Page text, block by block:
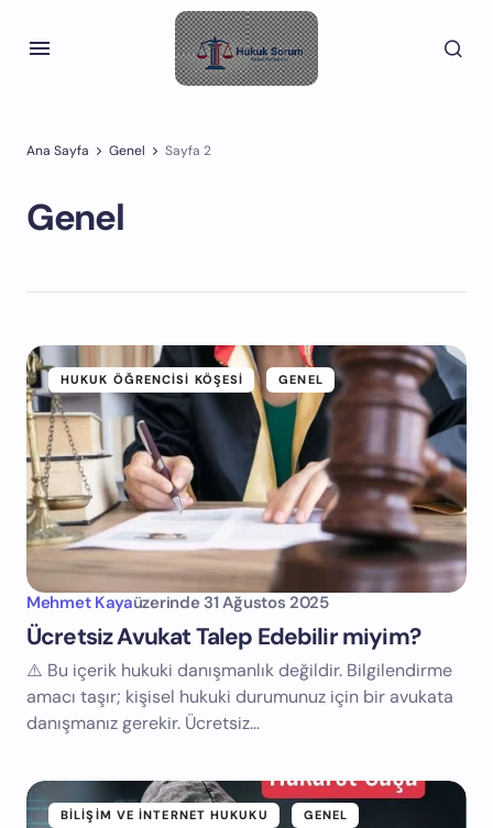
Ana Sayfa Genel Sayfa 2
Genel
HUKUK ÖĞRENCISI KÖŞESI GENEL
Mehmet Kayaüzerinde 31 Ağustos 2025
Ücretsiz Avukat Talep Edebilir miyim?
⚠️ Bu içerik hukuki danışmanlık değildir. Bilgilendirme
amacı taşır; kişisel hukuki durumunuz için bir avukata
danışmanız gerekir. Ücretsiz…
BILIŞIM VE İNTERNET HUKUKU GENEL